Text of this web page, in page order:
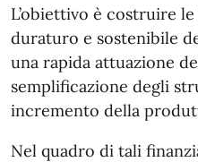
L’obiettivo è costruire
duraturo e sostenibile
una rapida attuazione
semplificazione degli
incremento della
Nel quadro di tali